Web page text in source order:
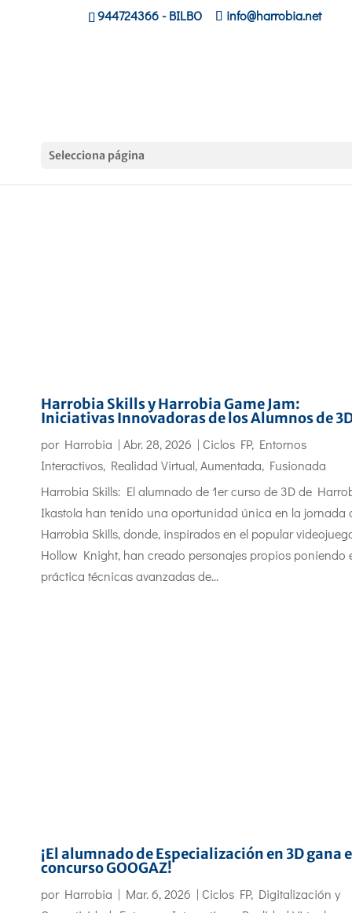
944724366- BILBO info@harrobia.net
Selecciona página
Harrobia Skills y Harrobia Game Jam:
Iniciativas Innovadoras de los Alumnos de
por Harrobia | Abr. 28, 2026 | Ciclos FP, Entornos
Interactivos, Realidad Virtual, Aumentada, Fusionada
Harrobia Skills: El alumnado de 1er curso de 3D de
Ikastola han tenido una oportunidad única en la jornada
Harrobia Skills, donde, inspirados en el popular
Hollow Knight, han creado personajes propios poniendo
práctica técnicas avanzadas de...
¡El alumnado de Especialización en 3D gana
concurso GOOGAZ!
por Harrobia | Mar. 6, 2026 | Ciclos FP, Digitalización y